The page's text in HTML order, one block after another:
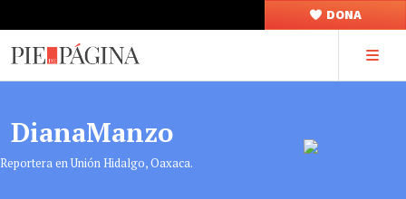
DONA
DianaManzo
Reportera en Unión Hidalgo, Oaxaca.